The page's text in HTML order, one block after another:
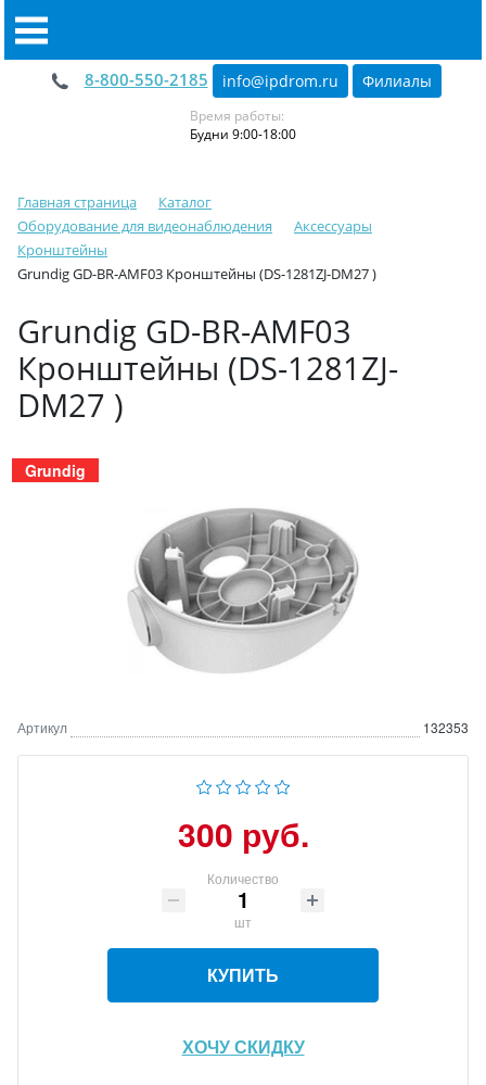
8-800-550-2185 info@ipdrom.ru Филиалы
Время работы:
Будни 9:00-18:00
Главная страница
Каталог
Оборудование для видеонаблюдения
Аксессуары
Кронштейны
Grundig GD-BR-AMF03 Кронштейны (DS-1281ZJ-DM27 )
Grundig GD-BR-AMF03
Кронштейны (DS-1281ZJ-
DM27 )
Grundig
Артикул 132353
300 руб.
Количество
шт
КУПИТЬ
ХОЧУ СКИДКУ